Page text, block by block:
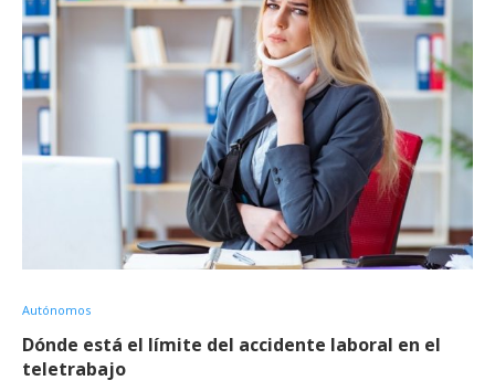
Autónomos
Dónde está el límite del accidente laboral en el
teletrabajo